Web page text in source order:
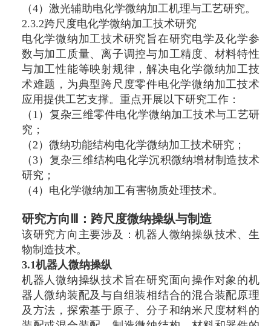
（4）激光辅助电化学微纳加工机理与工艺研究。
2.3.2跨尺度电化学微纳加工技术研究
电化学微纳加工技术研究旨在研究电学及化学参
数与加工质量、离子调控与加工精度、材料特性
与加工性能等映射规律，解决电化学微纳加工技
术难题，为典型跨尺度零件电化学微纳加工技术
应用提供工艺支撑。重点开展以下研究工作：
（1）复杂三维零件电化学微纳加工技术与工艺研
究；
（2）微纳功能结构电化学微纳加工技术研究；
（3）复杂三维结构电化学沉积微纳增材制造技术
研究；
（4）电化学微纳加工有害物质处理技术。
研究方向Ⅲ：跨尺度微纳操纵与制造
该研究方向主要涉及：机器人微纳操纵技术、生
物制造技术。
3.1机器人微纳操纵
机器人微纳操纵技术旨在研究面向操作对象的机
器人微纳装配及与自组装相结合的混合装配原理
及方法，探索基于原子、分子和纳米尺度材料的